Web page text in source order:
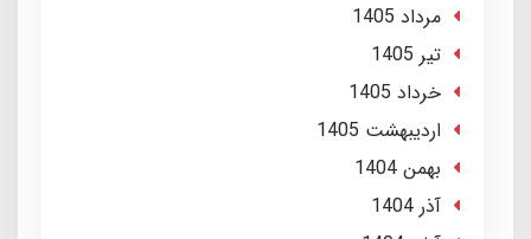
مرداد 1405
تير 1405
خرداد 1405
ارديبهشت 1405
بهمن 1404
آذر 1404